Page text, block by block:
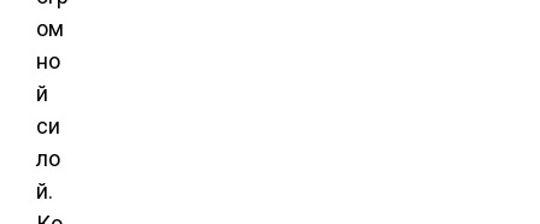
ом
но
й
си
ло
й.